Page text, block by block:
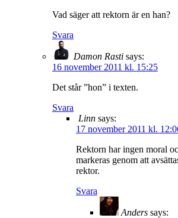
Vad säger att rektorn är en han?
Svara
Damon Rasti says:
16 november 2011 kl. 15:25
Det står ”hon” i texten.
Svara
Linn says:
17 november 2011 kl.
Rektorn har ingen moral
markeras genom att
rektor.
Svara
Anders says: